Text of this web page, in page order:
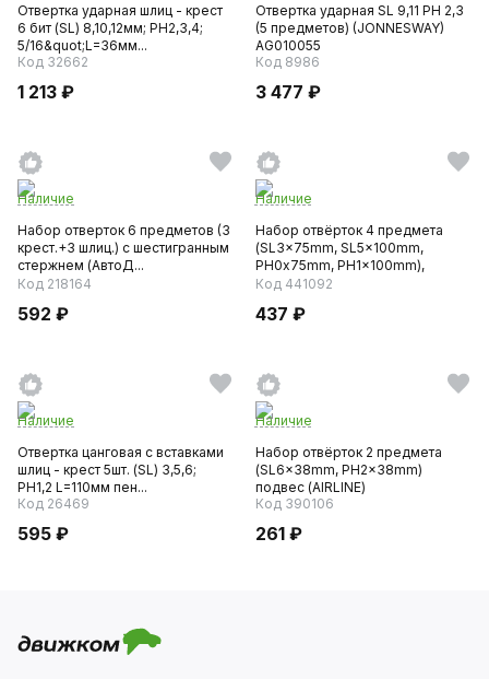
Отвертка ударная шлиц - крест
6 бит (SL) 8,10,12мм; РH2,3,4;
5/16&quot;L=36мм...
Код 32662
1 213 ₽
Отвертка ударная SL 9,11 PH 2,3
(5 предметов) (JONNESWAY)
AG010055
Код 8986
3 477 ₽
Наличие
Набор отверток 6 предметов (3
крест.+3 шлиц.) с шестигранным
стержнем (АвтоД...
Код 218164
592 ₽
Наличие
Набор отвёрток 4 предмета
(SL3x75mm, SL5x100mm,
PH0x75mm, PH1x100mm),
блистер...
Код 441092
437 ₽
Наличие
Отвертка цанговая с вставками
шлиц - крест 5шт. (SL) 3,5,6;
PH1,2 L=110мм пен...
Код 26469
595 ₽
Наличие
Набор отвёрток 2 предмета
(SL6x38mm, PH2x38mm)
подвес (AIRLINE)
Код 390106
261 ₽